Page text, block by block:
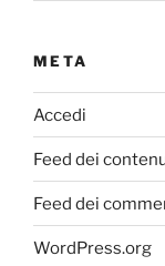
META
Accedi
Feed dei
Feed dei
WordPress.org